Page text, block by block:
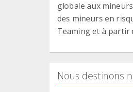
globale aux
des mineurs en
Teaming et à partir
Nous destinons